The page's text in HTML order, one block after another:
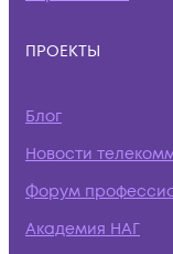
ПРОЕКТЫ
Блог
Новости
Форум
Академия НАГ